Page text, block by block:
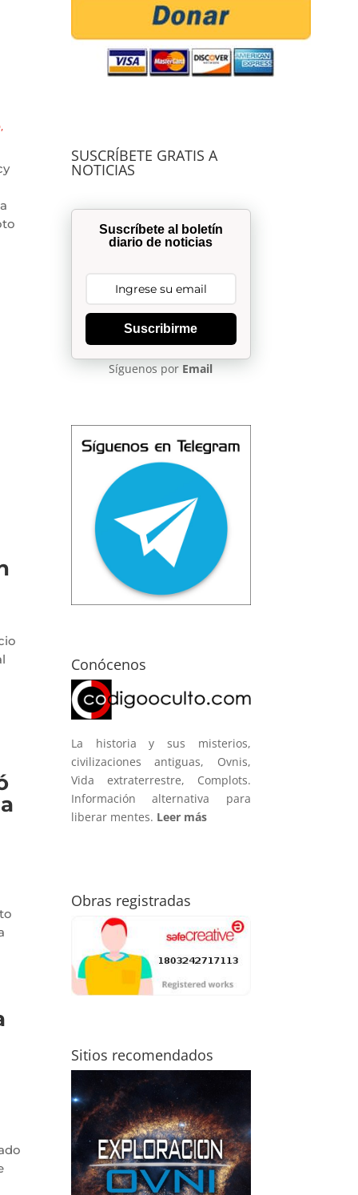
,
SUSCRÍBETE GRATIS A
NOTICIAS
Suscríbete al boletín
diario de noticias
Suscribirme
Síguenos por Email
Conócenos
La historia y sus misterios,
civilizaciones antiguas, Ovnis,
Vida extraterrestre, Complots.
Información alternativa para
liberar mentes. Leer más
Obras registradas
Sitios recomendados